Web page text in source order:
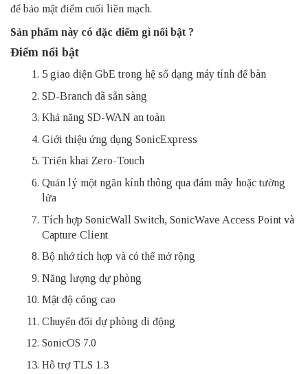
để bảo mật điểm cuối liền mạch.
Sản phẩm này có đặc điểm gì nổi bật ?
Điểm nổi bật
5 giao diện GbE trong hệ số dạng máy tính để bàn
SD-Branch đã sẵn sàng
Khả năng SD-WAN an toàn
Giới thiệu ứng dụng SonicExpress
Triển khai Zero-Touch
Quản lý một ngăn kính thông qua đám mây hoặc tường
lửa
Tích hợp SonicWall Switch, SonicWave Access Point và
Capture Client
Bộ nhớ tích hợp và có thể mở rộng
Năng lượng dự phòng
Mật độ cổng cao
Chuyển đổi dự phòng di động
SonicOS 7.0
Hỗ trợ TLS 1.3